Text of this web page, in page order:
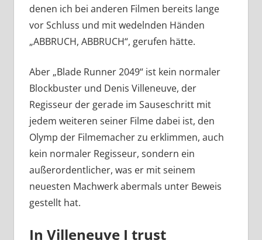
denen ich bei anderen Filmen bereits lange
vor Schluss und mit wedelnden Händen
„ABBRUCH, ABBRUCH“, gerufen hätte.
Aber „Blade Runner 2049“ ist kein normaler
Blockbuster und Denis Villeneuve, der
Regisseur der gerade im Sauseschritt mit
jedem weiteren seiner Filme dabei ist, den
Olymp der Filmemacher zu erklimmen, auch
kein normaler Regisseur, sondern ein
außerordentlicher, was er mit seinem
neuesten Machwerk abermals unter Beweis
gestellt hat.
In Villeneuve I trust